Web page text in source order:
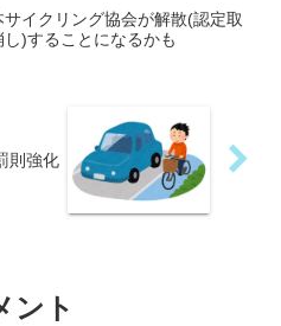
サイクリング協会が解散(認定取
し)することになるかも
則強化
ント